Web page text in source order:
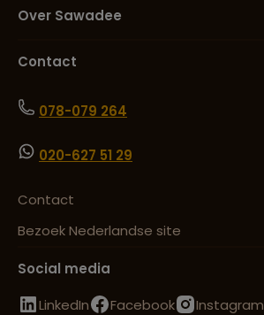
Over Sawadee
Contact
078-079 264
020-627 51 29
Contact
Bezoek Nederlandse site
Social media
LinkedIn
Facebook Instagram